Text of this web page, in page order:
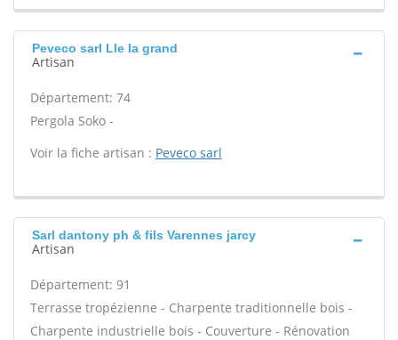
Peveco sarl Lle la grand
Artisan
Département: 74
Pergola Soko -
Voir la fiche artisan : Peveco sarl
Sarl dantony ph & fils Varennes jarcy
Artisan
Département: 91
Terrasse tropézienne - Charpente traditionnelle bois -
Charpente industrielle bois - Couverture - Rénovation